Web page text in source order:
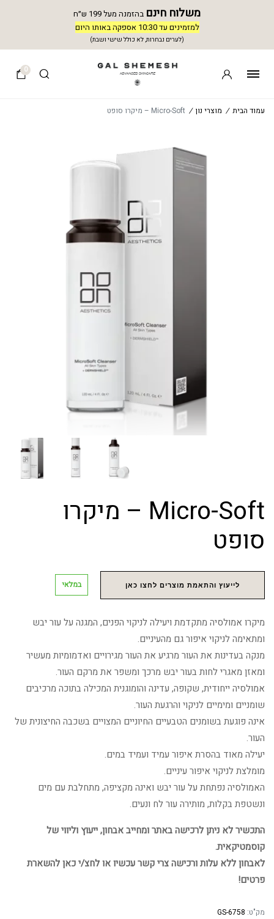
משלוח חינם בהזמנה מעל 199 ש״ח
למזמינים עד 10:30 אספקה באותו היום
(לערים נבחרות, לא כולל שישי ושבת)
0
עמוד הבית / מוצרי נון / Micro-Soft – מיקרו סופט
Micro-Soft – מיקרו
סופט
לייעוץ והתאמת מוצרים לחצו כאן במלאי
מיקרו אמולסיה מתקדמת ויעילה לניקוי הפנים, המגנה על עור יבש
ומתאימה לניקוי איפור גם מהעיניים.
מנקה בעדינות את העור מרגיע את העור מגירויים ואדמומיות מעשיר
ומאזן מאגרי לחות בעור יבש מרכך ומשפר את מרקם העור.
אמולסיה ייחודית, שקופה, עדינה והומוגנית המכילה בתוכה מרכיבים
שומניים ומימיים לניקוי והרגעת העור.
אינה פוגעת בשומנים הטבעיים החיוניים המצויים בשכבה החיצונית של
העור.
יעילה מאוד בהסרת איפור עמיד ועמיד במים.
מומלצת לניקוי איפור עיניים.
האמולסיה נפתחת על עור יבש ואינה מקציפה, מתחלבת עם מים
ונשטפת בקלות, מותירה עור לח ונעים.
התכשיר לא ניתן לרכישה באתר ומחייב אבחון, ייעוץ וליווי של
קוסמטיקאית.
לאבחון ללא עלות ורכישה צרי קשר עכשיו או לחצ/י כאן להשארת
פרטים!
מק"ט: GS-6758